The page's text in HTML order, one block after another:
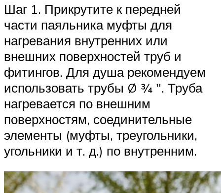
Шаг 1. Прикрутите к передней
части паяльника муфты для
нагревания внутренних или
внешних поверхностей труб и
фитингов. Для душа рекомендуем
использовать трубы Ø ¾ ″. Труба
нагревается по внешним
поверхностям, соединительные
элементы (муфты, треугольники,
угольники и т. д.) по внутренним.